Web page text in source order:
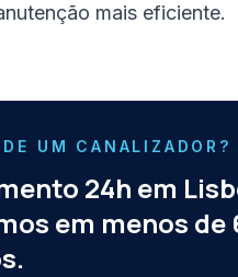
mais eficiente.
UM CANALIZADOR?
24h em
em menos de